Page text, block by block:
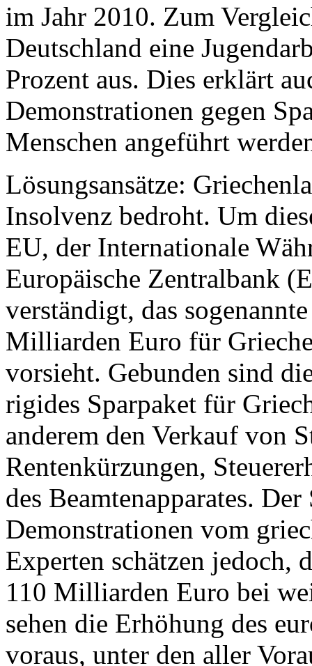
im Jahr 2010. Zum
Deutschland eine
Prozent aus. Dies erklärt
Demonstrationen gegen
Menschen angeführt
Lösungsansätze:
Insolvenz bedroht. Um
EU, der Internationale
Europäische Zentralbank
verständigt, das
Milliarden Euro für
vorsieht. Gebunden sind
rigides Sparpaket für
anderem den Verkauf von
Rentenkürzungen,
des Beamtenapparates.
Demonstrationen vom
Experten schätzen jedoch,
110 Milliarden Euro bei
sehen die Erhöhung des
voraus, unter den aller